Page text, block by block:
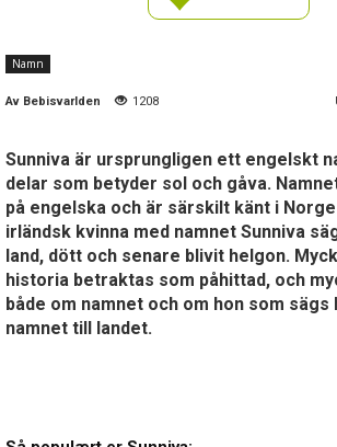
Namn
Av Bebisvarlden 1208
Sunniva är ursprungligen ett engelskt
delar som betyder sol och gåva.
på engelska och är särskilt känt i
irländsk kvinna med namnet Sunniva
land, dött och senare blivit helgon.
historia betraktas som påhittad, och
både om namnet och om hon som
namnet till landet.